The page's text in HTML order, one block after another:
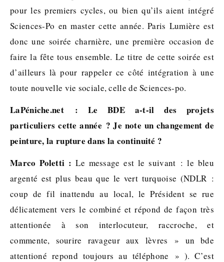
pour les premiers cycles, ou bien qu’ils aient intégré
Sciences-Po en master cette année. Paris Lumière est
donc une soirée charnière, une première occasion de
faire la fête tous ensemble. Le titre de cette soirée est
d’ailleurs là pour rappeler ce côté intégration à une
toute nouvelle vie sociale, celle de Sciences-po.
LaPéniche.net : Le BDE a-t-il des projets
particuliers cette année ? Je note un changement de
peinture, la rupture dans la continuité ?
Marco Poletti : Le message est le suivant : le bleu
argenté est plus beau que le vert turquoise (NDLR :
coup de fil inattendu au local, le Président se rue
délicatement vers le combiné et répond de façon très
attentionée à son interlocuteur, raccroche, et
commente, sourire ravageur aux lèvres » un bde
attentioné repond toujours au téléphone » ). C’est